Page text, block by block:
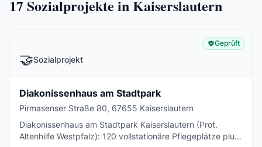
17Sozialprojekte in Kaiserslautern
🤝Sozialprojekt
Geprüft
Diakonissenhaus am Stadtpark
Pirmasenser Straße 80, 67655 Kaiserslautern
Diakonissenhaus am Stadtpark Kaiserslautern (Prot.
Altenhilfe Westpfalz): 120 vollstationäre Pflegeplätze plus